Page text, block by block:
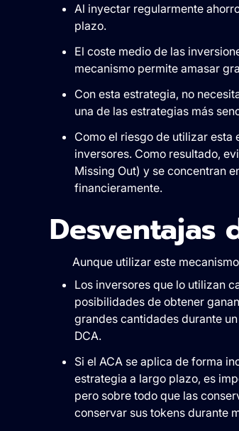
Al inyectar regularmente
plazo.
El coste medio de las
mecanismo permite amasar
Con esta estrategia, no
una de las estrategias más
Como el riesgo de utilizar esta
inversores. Como resultado,
Missing Out) y se concentran
financieramente.
Desventajas
Aunque utilizar este
Los inversores que lo utilizan
posibilidades de obtener
grandes cantidades durante
DCA.
Si el ACA se aplica de forma
estrategia a largo plazo, es
pero sobre todo que las
conservar sus tokens durante